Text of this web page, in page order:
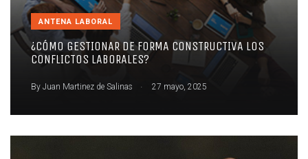
ANTENA LABORAL
¿CÓMO GESTIONAR DE FORMA CONSTRUCTIVA LOS
CONFLICTOS LABORALES?
By Juan Martinez de Salinas . 27 mayo, 2025